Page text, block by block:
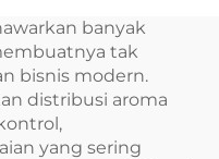
Atomizer
banyak
tak
bisnis modern.
distribusi aroma
yang sering